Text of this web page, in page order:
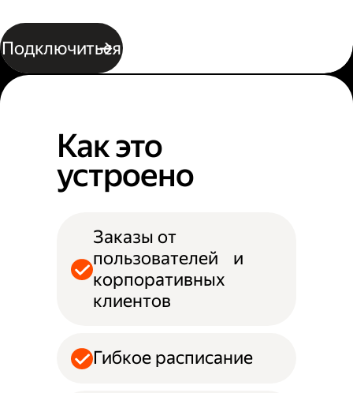
Подключиться
Как это
устроено
Заказы от
пользователей и
корпоративных
клиентов
Гибкое расписание